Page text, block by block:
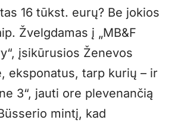
16 tūkst. eurų? Be jokios
Žvelgdamas į „MB&F
įsikūrusios Ženevos
eksponatus, tarp kurių – ir
3“, jauti ore plevenančią
mintį, kad